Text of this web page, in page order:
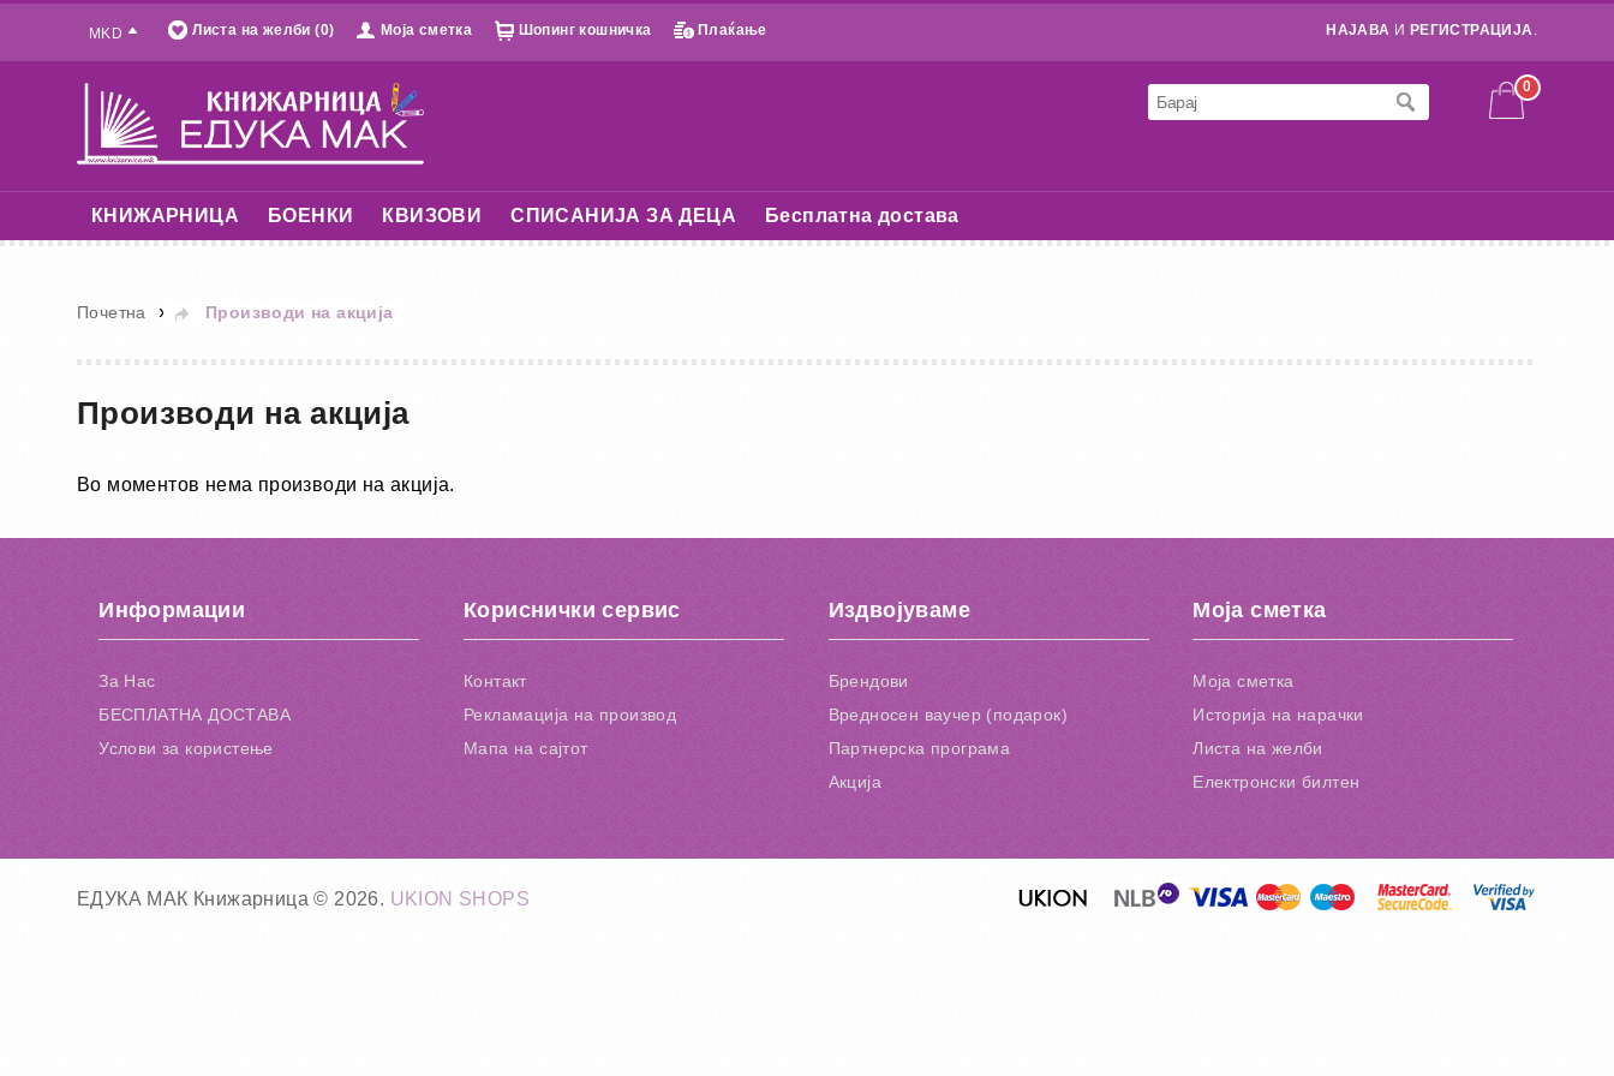
MKD НАЈАВА И РЕГИСТРАЦИЈА.
Листа на желби (0) Моја сметка Шопинг кошничка Плаќање
0
КНИЖАРНИЦА БОЕНКИ КВИЗОВИ СПИСАНИЈА ЗА ДЕЦА Бесплатна достава
Почетна » Производи на акција
Производи на акција
Во моментов нема производи на акција.
Информации
За Нас
БЕСПЛАТНА ДОСТАВА
Услови за користење
Кориснички сервис
Контакт
Рекламација на производ
Мапа на сајтот
Издвојуваме
Брендови
Вредносен ваучер (подарок)
Партнерска програма
Акција
Моја сметка
Моја сметка
Историја на нарачки
Листа на желби
Електронски билтен
ЕДУКА МАК Книжарница © 2026. UKION SHOPS